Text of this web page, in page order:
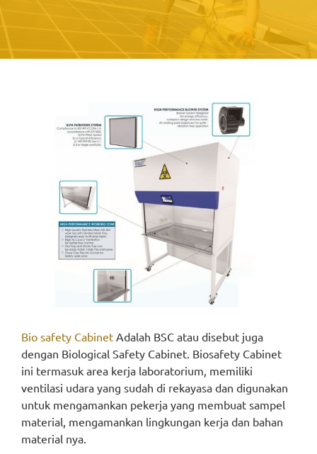
Bio safety Cabinet Adalah BSC atau disebut juga
dengan Biological Safety Cabinet. Biosafety Cabinet
ini termasuk area kerja laboratorium, memiliki
ventilasi udara yang sudah di rekayasa dan digunakan
untuk mengamankan pekerja yang membuat sampel
material, mengamankan lingkungan kerja dan bahan
material nya.